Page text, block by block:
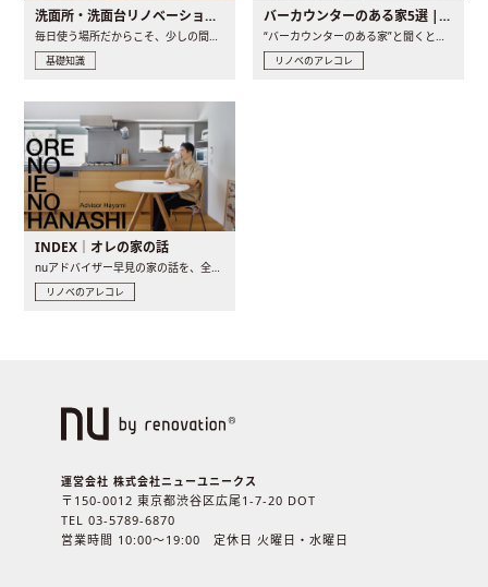
洗面所・洗面台リノベーションの事例と間取りアイデア
基礎知識
バーカウンターのある家5選 | 日常に馴染む“距離の近い”キッチンとは
リノベのアレコレ
INDEX｜オレの家の話
nuアドバイザー早見の家の話を、全4話でお届け。リノベーションを..
リノベのアレコレ
運営会社 株式会社ニューユニークス
〒150-0012 東京都渋谷区広尾1-7-20 DOT
TEL 03-5789-6870
営業時間 10:00〜19:00 定休日 火曜日・水曜日